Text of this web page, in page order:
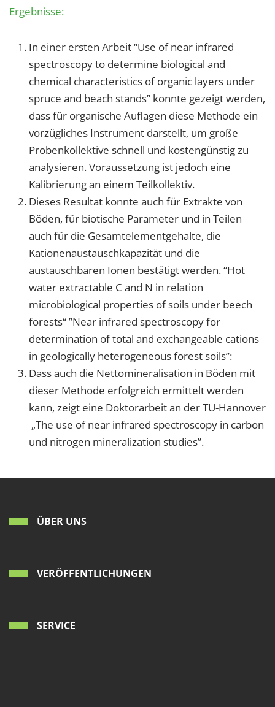
Ergebnisse:
In einer ersten Arbeit “Use of near infrared
spectroscopy to determine biological and
chemical characteristics of organic layers under
spruce and beach stands” konnte gezeigt werden,
dass für organische Auflagen diese Methode ein
vorzügliches Instrument darstellt, um große
Probenkollektive schnell und kostengünstig zu
analysieren. Voraussetzung ist jedoch eine
Kalibrierung an einem Teilkollektiv.
Dieses Resultat konnte auch für Extrakte von
Böden, für biotische Parameter und in Teilen
auch für die Gesamtelementgehalte, die
Kationenaustauschkapazität und die
austauschbaren Ionen bestätigt werden. “Hot
water extractable C and N in relation
microbiological properties of soils under beech
forests“ ”Near infrared spectroscopy for
determination of total and exchangeable cations
in geologically heterogeneous forest soils”:
Dass auch die Nettomineralisation in Böden mit
dieser Methode erfolgreich ermittelt werden
kann, zeigt eine Doktorarbeit an der TU-Hannover
„The use of near infrared spectroscopy in carbon
und nitrogen mineralization studies”.
ÜBER UNS
VERÖFFENTLICHUNGEN
SERVICE
YouTube
Vimeo